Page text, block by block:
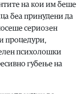
на кои им беше
беа принудени да
сериозен
процедури,
психолошки
губење на